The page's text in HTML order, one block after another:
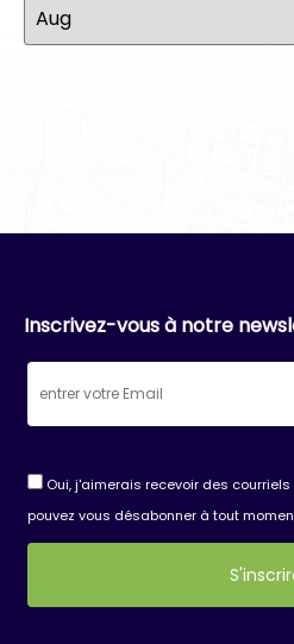
Inscrivez-vous à notre
Oui, j'aimerais recevoir des courriels
pouvez vous désabonner à tout